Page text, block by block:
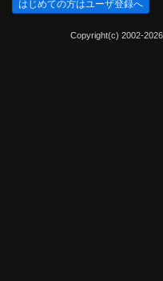
はじめての方はユーザ登録へ
Copyright(c) 2002-